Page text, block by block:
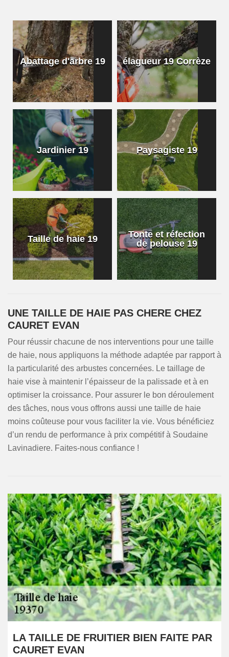
Abattage d'arbre 19 élagueur 19 Corrèze
Jardinier 19 Paysagiste 19
Taille de haie 19
Tonte et réfection
de pelouse 19
UNE TAILLE DE HAIE PAS CHERE CHEZ
CAURET EVAN
Pour réussir chacune de nos interventions pour une taille
de haie, nous appliquons la méthode adaptée par rapport à
la particularité des arbustes concernées. Le taillage de
haie vise à maintenir l’épaisseur de la palissade et à en
optimiser la croissance. Pour assurer le bon déroulement
des tâches, nous vous offrons aussi une taille de haie
moins coûteuse pour vous faciliter la vie. Vous bénéficiez
d’un rendu de performance à prix compétitif à Soudaine
Lavinadiere. Faites-nous confiance !
LA TAILLE DE FRUITIER BIEN FAITE PAR
CAURET EVAN